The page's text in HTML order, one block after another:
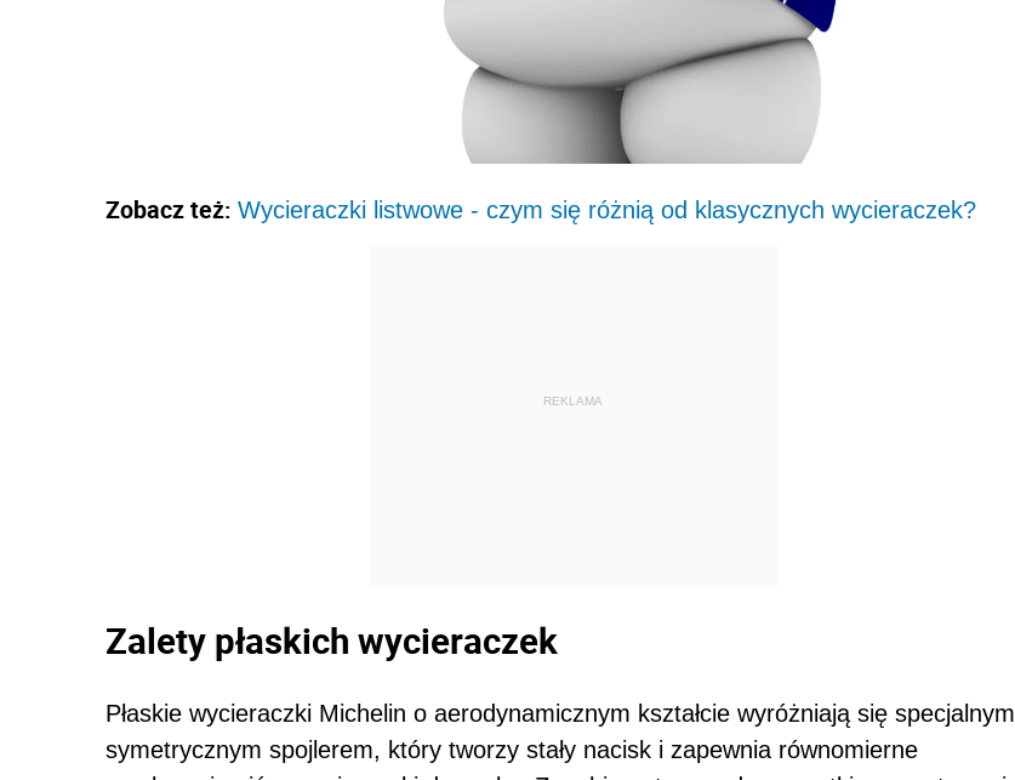
Zobacz też: Wycieraczki listwowe - czym się różnią od klasycznych wycieraczek?
REKLAMA
Zalety płaskich wycieraczek
Płaskie wycieraczki Michelin o aerodynamicznym kształcie wyróżniają się specjalnym
symetrycznym spojlerem, który tworzy stały nacisk i zapewnia równomierne